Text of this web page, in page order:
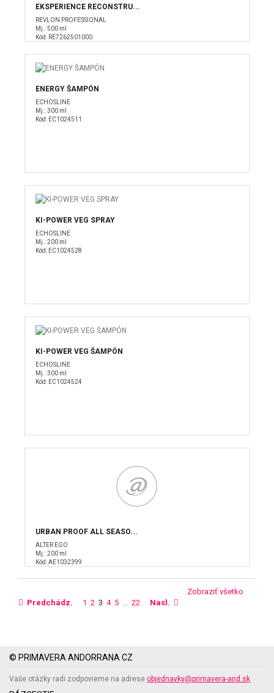
EKSPERIENCE RECONSTRU...
REVLON PROFESSIONAL
Mj.: 500 ml
Kód: RE7262501000
ENERGY ŠAMPÓN
ECHOSLINE
Mj.: 300 ml
Kód: EC1024511
KI-POWER VEG SPRAY
ECHOSLINE
Mj.: 200 ml
Kód: EC1024528
KI-POWER VEG ŠAMPÓN
ECHOSLINE
Mj.: 300 ml
Kód: EC1024524
URBAN PROOF ALL SEASO...
ALTER EGO
Mj.: 200 ml
Kód: AE1032399
Zobraziť všetko
Predchádz.
1 2 3 4 5 ... 22 Nasl.
© PRIMAVERA ANDORRANA CZ
Vaše otázky radi zodpovieme na adrese objednavky@primavera-and.sk